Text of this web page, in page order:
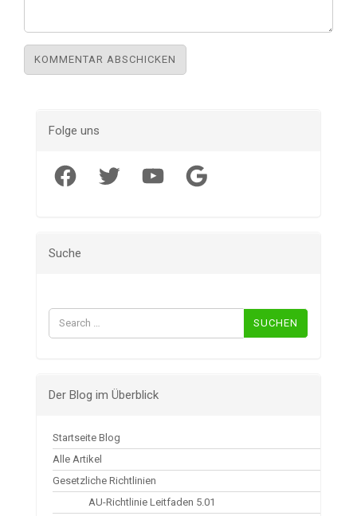
Folge uns
Facebook Twitter YouTube Google
Suche
Suchen
nach:
Der Blog im Überblick
Startseite Blog
Alle Artikel
Gesetzliche Richtlinien
AU-Richtlinie Leitfaden 5.01